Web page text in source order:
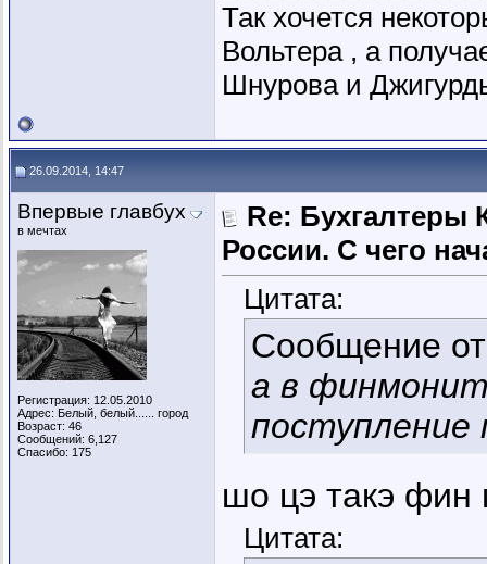
Так хочется
Вольтера , а
Шнурова и
26.09.2014, 14:47
Впервые главбух
в мечтах
Регистрация: 12.05.2010
Адрес: Белый, белый...... город
Возраст: 46
Сообщений: 6,127
Спасибо: 175
Re: Бухгалтеры
России. C чего
Цитата:
Сообщение
а в
поступление
шо цэ такэ фин
Цитата: